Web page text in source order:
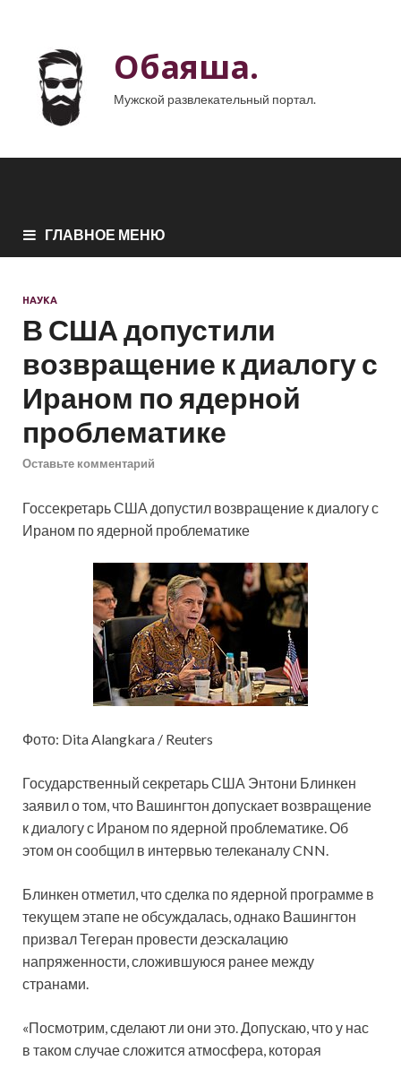
Обаяша.
Мужской развлекательный портал.
ГЛАВНОЕ МЕНЮ
НАУКА
В США допустили
возвращение к диалогу с
Ираном по ядерной
проблематике
Оставьте комментарий
Госсекретарь США допустил возвращение к диалогу с
Ираном по ядерной проблематике
Фото: Dita Alangkara / Reuters
Государственный секретарь США Энтони Блинкен
заявил о том, что Вашингтон допускает возвращение
к диалогу с Ираном по ядерной проблематике. Об
этом он сообщил в интервью телеканалу CNN.
Блинкен отметил, что сделка по ядерной программе в
текущем этапе не обсуждалась, однако Вашингтон
призвал Тегеран провести деэскалацию
напряженности, сложившуюся ранее между
странами.
«Посмотрим, сделают ли они это. Допускаю, что у нас
в таком случае сложится атмосфера, которая